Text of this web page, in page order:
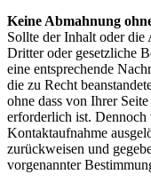
Keine Abmahnung
Sollte der Inhalt oder die
Dritter oder gesetzliche
eine entsprechende
die zu Recht
ohne dass von Ihrer
erforderlich ist.
Kontaktaufnahme
zurückweisen und
vorgenannter